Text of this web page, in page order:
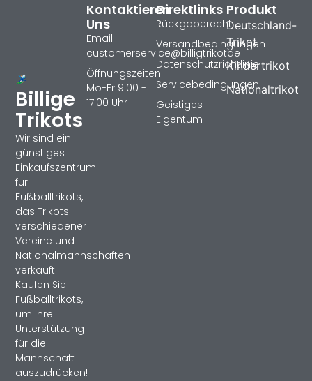
Billige
Trikots
Wir sind ein
günstiges
Einkaufszentrum
für
Fußballtrikots,
das Trikots
verschiedener
Vereine und
Nationalmannschaften
verkauft.
Kaufen Sie
Fußballtrikots,
um Ihre
Unterstützung
für die
Mannschaft
auszudrücken!
Produkt
Deutschland-
Trikot
Kindertrikot
Nationaltrikot
Direktlinks
Rückgaberecht
Versandbedingungen
Datenschutzrichtlinie
Servicebedingungen
Geistiges
Eigentum
Kontaktieren
Uns
Email:
customerservice@billigtrikotde
Öffnungszeiten:
Mo-Fr 9:00 -
17:00 Uhr